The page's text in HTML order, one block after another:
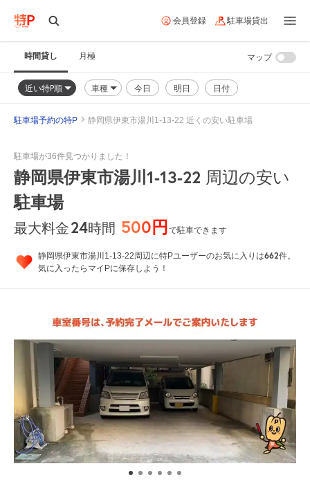
会員登録 駐車場貸出
時間貸し 月極
近い特P順 車種 今日 明日 日付
マップ
駐車場予約の特P 静岡県伊東市湯川1-13-22 近くの安い駐車場
駐車場が36件見つかりました！
静岡県伊東市湯川1-13-22 周辺の安い
駐車場
最大料金24時間 500円で駐車できます
静岡県伊東市湯川1-13-22周辺に特Pユーザーのお気に入りは662件。
気に入ったらマイPに保存しよう！